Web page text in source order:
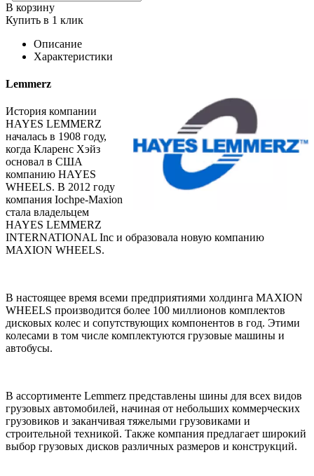
В корзину
Купить в 1 клик
Описание
Характеристики
Lemmerz
История компании
HAYES LEMMERZ
началась в 1908 году,
когда Кларенс Хэйз
основал в США
компанию HAYES
WHEELS. В 2012 году
компания Iochpe-Maxion
стала владельцем
HAYES LEMMERZ
INTERNATIONAL Inc и образовала новую компанию
MAXION WHEELS.
В настоящее время всеми предприятиями холдинга MAXION
WHEELS производится более 100 миллионов комплектов
дисковых колес и сопутствующих компонентов в год. Этими
колесами в том числе комплектуются грузовые машины и
автобусы.
В ассортименте Lemmerz представлены шины для всех видов
грузовых автомобилей, начиная от небольших коммерческих
грузовиков и заканчивая тяжелыми грузовиками и
строительной техникой. Также компания предлагает широкий
выбор грузовых дисков различных размеров и конструкций.